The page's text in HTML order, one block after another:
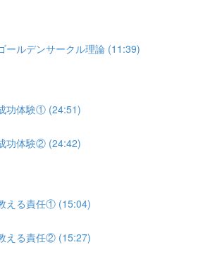
ールデンサークル理論 (11:39)
功体験① (24:51)
功体験② (24:42)
える責任① (15:04)
える責任② (15:27)